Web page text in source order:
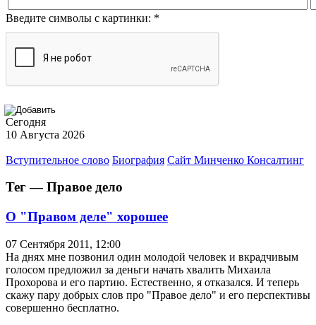
Введите символы с картинки: *
Сегодня
10 Августа 2026
Вступительное слово Биография Сайт Минченко Консалтинг
Тег — Правое дело
О "Правом деле" хорошее
07 Сентября 2011, 12:00
На днях мне позвонил один молодой человек и вкрадчивым
голосом предложил за деньги начать хвалить Михаила
Прохорова и его партию. Естественно, я отказался. И теперь
скажу пару добрых слов про "Правое дело" и его перспективы
совершенно бесплатно.